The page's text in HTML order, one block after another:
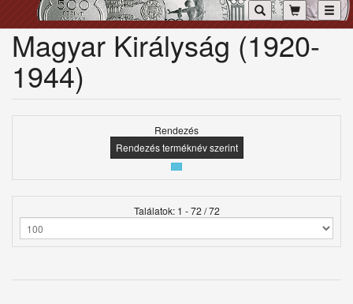
Magyar Királyság (1920-
1944)
Rendezés
Rendezés terméknév szerint
Találatok: 1 - 72 / 72